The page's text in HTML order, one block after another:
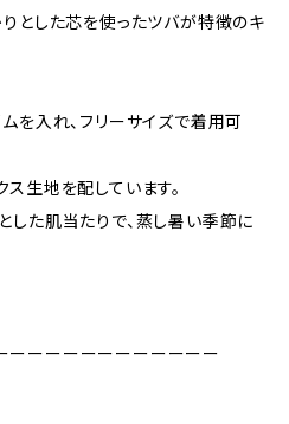
とした芯を使ったツバが特徴のキ
を入れ、フリーサイズで着用可
生地を配しています。
した肌当たりで、蒸し暑い季節に
ーーーーーーーーーーーー